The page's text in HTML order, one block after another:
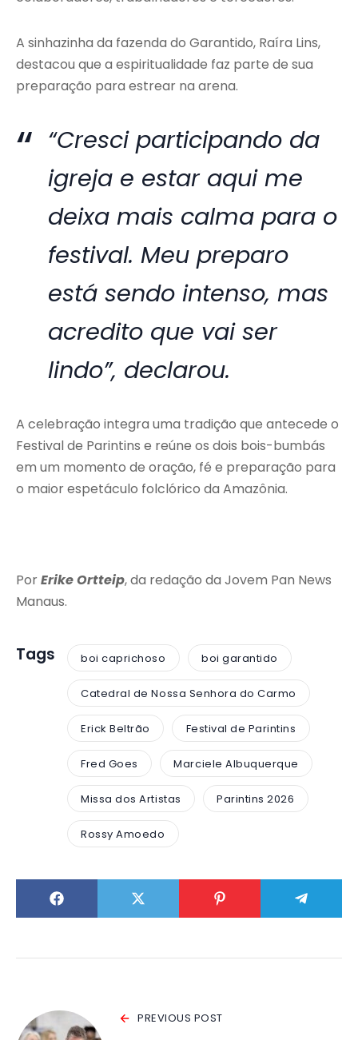
A sinhazinha da fazenda do Garantido, Raíra Lins,
destacou que a espiritualidade faz parte de sua
preparação para estrear na arena.
“Cresci participando da
igreja e estar aqui me
deixa mais calma para o
festival. Meu preparo
está sendo intenso, mas
acredito que vai ser
lindo”, declarou.
A celebração integra uma tradição que antecede o
Festival de Parintins e reúne os dois bois-bumbás
em um momento de oração, fé e preparação para
o maior espetáculo folclórico da Amazônia.
PorErike Ortteip, da redação da Jovem Pan News
Manaus.
Tags boi caprichoso boi garantido
Catedral de Nossa Senhora do Carmo
Erick Beltrão Festival de Parintins
Fred Goes Marciele Albuquerque
Missa dos Artistas Parintins 2026
Rossy Amoedo
PREVIOUS POST